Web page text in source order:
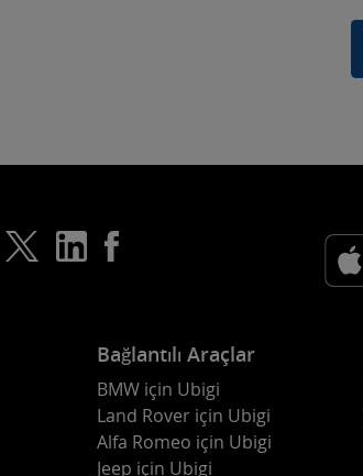
Bağlantılı Araçlar
BMW için Ubigi
Land Rover için Ubigi
Alfa Romeo için Ubigi
Jeep için Ubigi